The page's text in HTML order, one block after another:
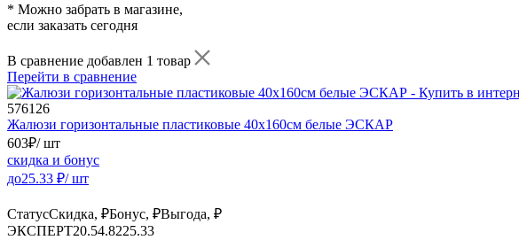
* Можно забрать в магазине,
если заказать сегодня
В сравнение добавлен 1 товар
Перейти в сравнение
576126
Жалюзи горизонтальные пластиковые 40х160см белые ЭСКАР
603₽/ шт
скидка и бонус
до25.33 ₽/ шт
СтатусСкидка, ₽Бонус, ₽Выгода, ₽
ЭКСПЕРТ20.54.8225.33